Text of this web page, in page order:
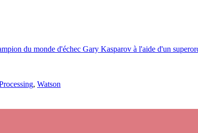
du monde d'échec Gary Kasparov à l'aide d'un
, Watson